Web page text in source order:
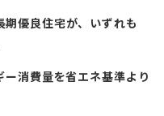
優良住宅が、いずれも
消費量を省エネ基準より